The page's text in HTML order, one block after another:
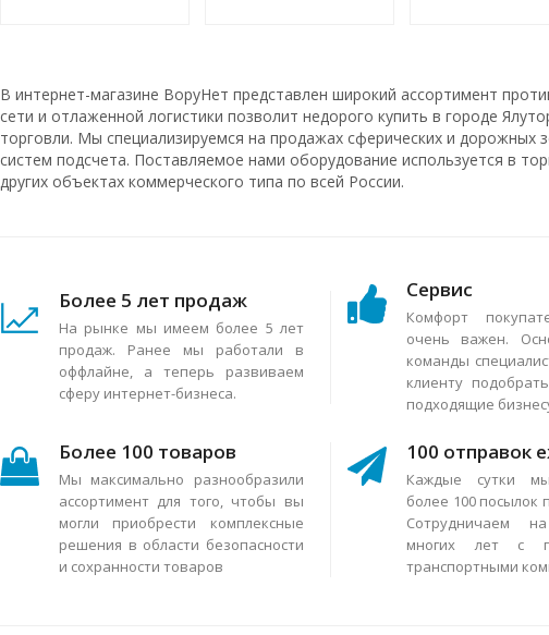
В интернет-магазине ВоруНет представлен широкий ассортимент
сети и отлаженной логистики позволит недорого купить в городе
торговли. Мы специализируемся на продажах сферических и
систем подсчета. Поставляемое нами оборудование используется в
других объектах коммерческого типа по всей России.
Более 5 лет продаж
На рынке мы имеем более 5 лет
продаж. Ранее мы работали в
оффлайне, а теперь развиваем
сферу интернет-бизнеса.
Сервис
Комфорт
очень важен.
команды
клиенту
подходящие
Более 100 товаров
Мы максимально разнообразили
ассортимент для того, чтобы вы
могли приобрести комплексные
решения в области безопасности
и сохранности товаров
100 отправок
Каждые сутки
более 100 посылок
Сотрудничаем
многих лет с
транспортными